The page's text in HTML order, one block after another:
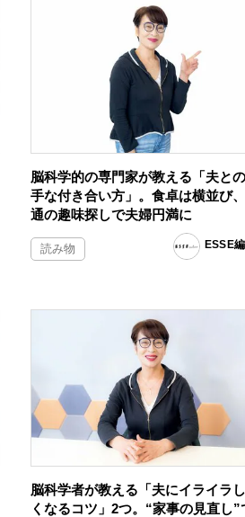
脳科学的の専門家が教える「夫と
手な付き合い方」。食卓は横並び
通の趣味探しで夫婦円満に
読み物 ESSE
脳科学者が教える「夫にイライラ
くなるコツ」2つ。“家事の見直し”